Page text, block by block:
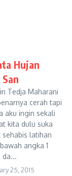
Hujan
Tedja Maharani
cerah tapi
aku ingin sekali
kita dulu suka
sehabis latihan
angka 1
da...
25, 2015